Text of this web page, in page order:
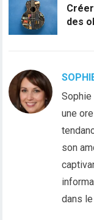
des
une
son
dans